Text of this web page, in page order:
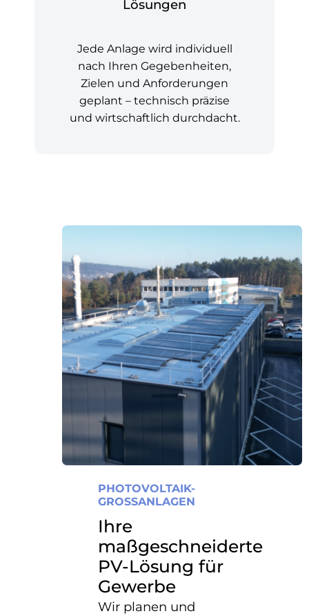
Lösungen
Jede Anlage wird individuell
nach Ihren Gegebenheiten,
Zielen und Anforderungen
geplant – technisch präzise
und wirtschaftlich durchdacht.
PHOTOVOLTAIK-
GROSSANLAGEN
Ihre
maßgeschneiderte
PV-Lösung für
Gewerbe
Wir planen und